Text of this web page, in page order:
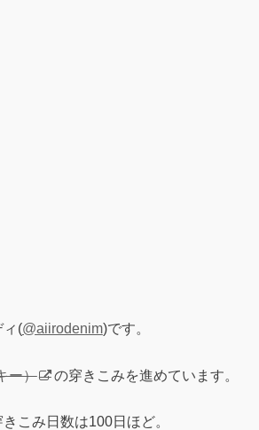
ィ(@aiirodenim)です。
ー） の穿きこみを進めています。
こみ日数は100日ほど。